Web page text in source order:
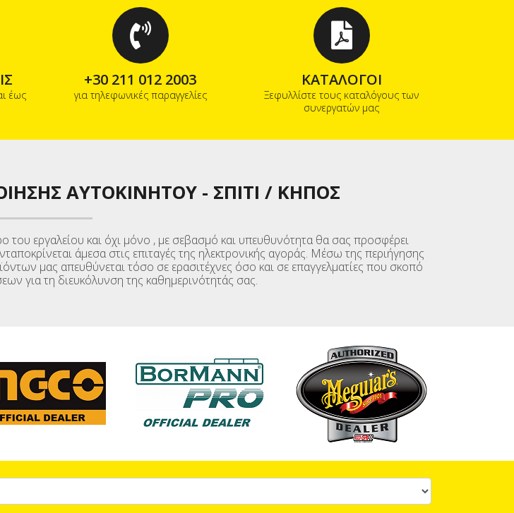
έως
+30 211 012 2003
για τηλεφωνικές παραγγελίες
ΚΑΤΑΛΟΓΟΙ
Ξεφυλλίστε τους καταλόγους των
συνεργατών μας
ΑΥΤΟΚΙΝΉΤΟΥ- ΣΠΙΤΙ / ΚΉΠΟΣ
του εργαλείου και όχι μόνο , με σεβασμό και υπευθυνότητα θα σας προσφέρει
άμεσα στις επιταγές της ηλεκτρονικής αγοράς. Μέσω της περιήγησης
μας απευθύνεται τόσο σε ερασιτέχνες όσο και σε επαγγελματίες που σκοπό
για τη διευκόλυνση της καθημερινότητάς σας.